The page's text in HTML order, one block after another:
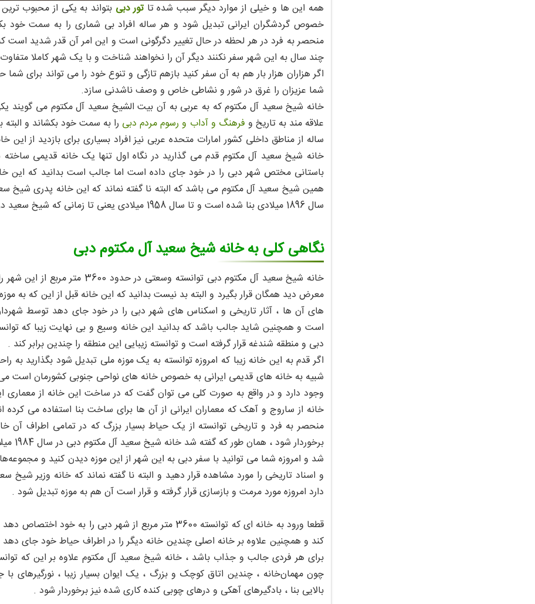
همه این ها و خیلی از موارد دیگر سبب شده تا تور دبی بتواند به یکی از محبوب
خصوص گردشگران ایرانی تبدیل شود و هر ساله افراد بی شماری را به سمت خود
منحصر به فرد در هر لحظه در حال تغییر دگرگونی است و این امر آن قدر شدید است
چند سال به این شهر سفر نکنند دیگر آن را نخواهند شناخت و با یک شهر کاملا
اگر هزاران هزار بار هم به آن سفر کنید بازهم تازگی و تنوع خود را می تواند برای
شما عزیزان را غرق در شور و نشاطی خاص و وصف ناشدنی سازد.
خانه شیخ سعید آل مکتوم که به عربی به آن بیت الشیخ سعید آل مکتوم می گویند
علاقه مند به تاریخ و فرهنگ و آداب و رسوم مردم دبی را به سمت خود بکشاند و البته
ساله از مناطق داخلی کشور امارات متحده عربی نیز افراد بسیاری برای بازدید از
خانه شیخ سعید آل مکتوم قدم می گذارید در نگاه اول تنها یک خانه قدیمی
باستانی مختص شهر دبی را در خود جای داده است اما جالب است بدانید که این
همین شیخ سعید آل مکتوم می باشد که البته نا گفته نماند که این خانه پدری
سال 1896 میلادی بنا شده است و تا سال 1958 میلادی یعنی تا زمانی که شیخ سعید در قید حیاط بوده مرکز حکمرانی او بوده است .
نگاهی کلی به خانه شیخ سعید آل مکتوم دبی
خانه شیخ سعید آل مکتوم دبی
معرض دید همگان قرار بگیرد و البته بد نیست بدانید که این خانه قبل از این که به
است و همچنین شاید جالب باشد که بدانید این خانه وسیع و بی نهایت زیبا که
دبی و منطقه شندغه قرار گرفته است و توانسته زیبایی این منطقه را چندین برابر کند .
اگر قدم به این خانه زیبا که امروزه توانسته به یک موزه ملی تبدیل شود بگذارید
شبیه به خانه های قدیمی ایرانی به خصوص خانه های نواحی جنوبی کشورمان است می
وجود دارد و در واقع به صورت کلی می توان گفت که در ساخت این خانه از
خانه از ساروج و آهک که معماران ایرانی از آن ها برای ساخت بنا استفاده می
منحصر به فرد و تاریخی توانسته از یک حیاط بسیار بزرگ که در تمامی اطراف آن
شد و امروزه شما می توانید با سفر دبی به این شهر از این موزه دیدن کنید و
و اسناد تاریخی را مورد مشاهده قرار دهید و البته نا گفته نماند که خانه وزیر
دارد امروزه مورد مرمت و بازسازی قرار گرفته و قرار است آن هم به موزه تبدیل شود .
قطعا ورود به خانه ای که توانسته 3600 متر مربع از شهر دبی را به خود اختصاص دهد و خود را به یکی از
کند و همچنین علاوه بر خانه اصلی چندین خانه دیگر را در اطراف حیاط خود جای دهد
برای هر فردی جالب و جذاب باشد ، خانه شیخ سعید آل مکتوم علاوه بر این که
چون مهمان‌خانه ، چندین اتاق کوچک و بزرگ ، یک ایوان بسیار زیبا ،
بالایی بنا ، بادگیرهای آهکی و درهای چوبی کنده کاری شده نیز برخوردار شود .